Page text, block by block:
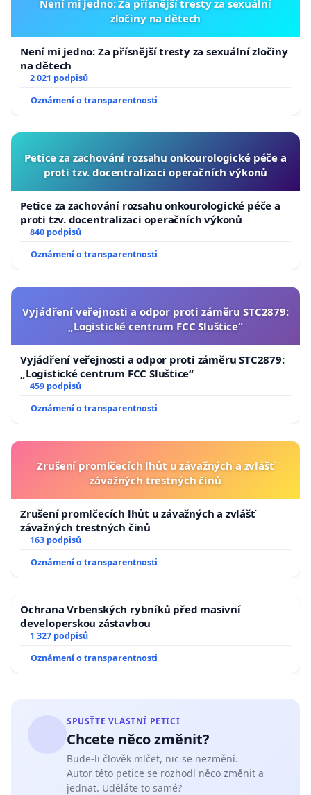
Není mi jedno: Za přísnější tresty za sexuální
zločiny na dětech
Není mi jedno: Za přísnější tresty za sexuální zločiny
na dětech
2 021 podpisů
Oznámení o transparentnosti
Petice za zachování rozsahu onkourologické péče a
proti tzv. docentralizaci operačních výkonů
Petice za zachování rozsahu onkourologické péče a
proti tzv. docentralizaci operačních výkonů
840 podpisů
Oznámení o transparentnosti
Vyjádření veřejnosti a odpor proti záměru STC2879:
„Logistické centrum FCC Sluštice“
Vyjádření veřejnosti a odpor proti záměru STC2879:
„Logistické centrum FCC Sluštice“
459 podpisů
Oznámení o transparentnosti
Zrušení promlčecích lhůt u závažných a zvlášť
závažných trestných činů
Zrušení promlčecích lhůt u závažných a zvlášť
závažných trestných činů
163 podpisů
Oznámení o transparentnosti
Ochrana Vrbenských rybníků před masivní
developerskou zástavbou
1 327 podpisů
Oznámení o transparentnosti
SPUSŤTE VLASTNÍ PETICI
Chcete něco změnit?
Bude-li člověk mlčet, nic se nezmění.
Autor této petice se rozhodl něco změnit a
jednat. Uděláte to samé?